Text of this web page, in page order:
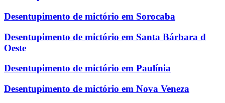
Desentupimento de mictório em Sorocaba
Desentupimento de mictório em Santa Bárbara d
Oeste
Desentupimento de mictório em Paulínia
Desentupimento de mictório em Nova Veneza